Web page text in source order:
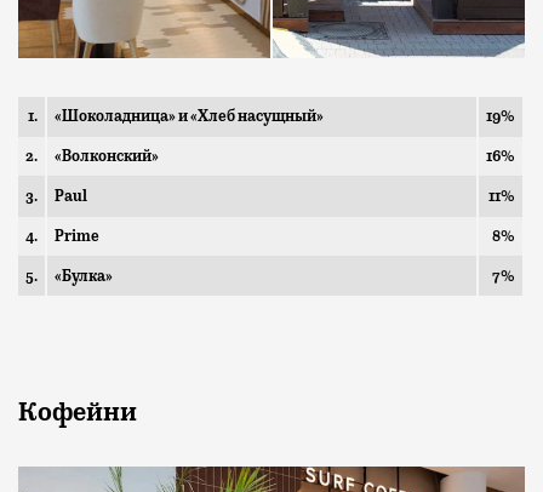
1. «Шоколадница» и «Хлеб насущный» 19%
2. «Волконский» 16%
3. Paul 11%
4. Prime 8%
5. «Булка» 7%
Кофейни